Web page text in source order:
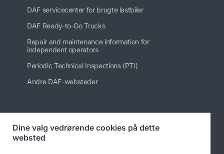
DAF servicecenter for brugte lastbiler
DAF Ready-to-Go Trucks
Repair and maintenance information for
independent operators
Periodic Technical Inspections (PTI)
Andre DAF-websteder
Følg os på
Dine valg vedrørende cookies på dette
websted